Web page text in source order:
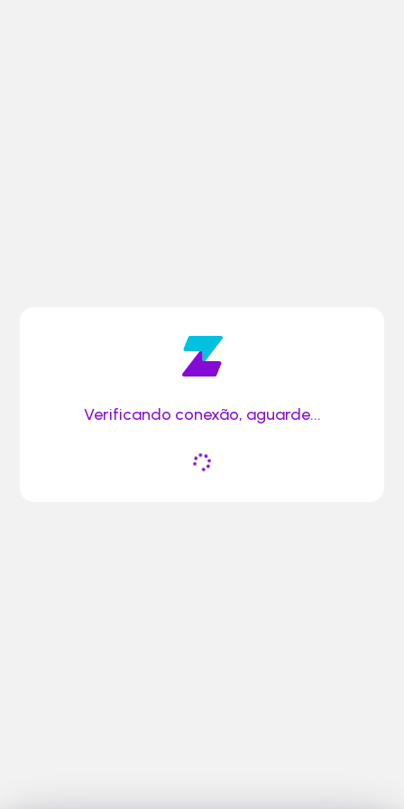
Verificando conexão, aguarde...